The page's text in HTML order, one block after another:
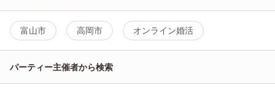
富山市 高岡市 オンライン婚活
パーティー主催者から検索